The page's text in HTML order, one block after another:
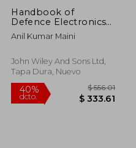
Handbook of
Defence Electronics
and Optronics:
Fundamentals,
Systems
Anil Kumar Maini
John Wiley And Sons Ltd,
Tapa Dura, Nuevo